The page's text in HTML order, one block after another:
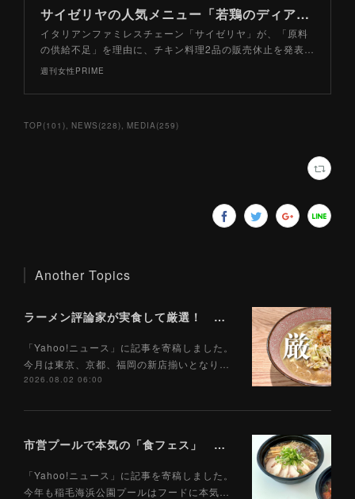
サイゼリヤの人気メニュー「若鶏のディアボラ風」販売再開も危惧される“食の海外依存”、家庭を襲う「チキンショックの余波」 | 週刊女性PRIME
イタリアンファミレスチェーン「サイゼリヤ」が、「原料
の供給不足」を理由に、チキン料理2品の販売休止を発表…
週刊女性PRIME
TOP (101 ) NEWS (228) MEDIA(259)
Another Topics
ラーメン評論家が実食して厳選！ 「いま絶対に食べるべきラーメン」ベスト５！【2026年８月】（ Yahoo!ニュース）8/2
「Yahoo!ニュース」に記事を寄稿しました。
今月は東京、京都、福岡の新店揃いとなり…
2026.08.02 06:00
市営プールで本気の「食フェス」 プールサイドで味わえる「ご当地麺」の実力は？（Yahoo!ニュース）7/28
「Yahoo!ニュース」に記事を寄稿しました。
今年も稲毛海浜公園プールはフードに本気…